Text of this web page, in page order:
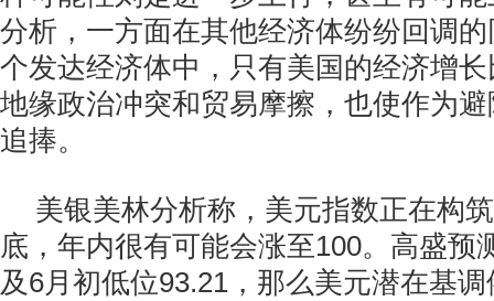
分析，一方面在其他经济体纷纷回调
个发达经济体中，只有美国的经济增
地缘政治冲突和贸易摩擦，也使作为
追捧。
美银美林分析称，美元指数正在构
底，年内很有可能会涨至100。高盛预
及6月初低位93.21，那么美元潜在基